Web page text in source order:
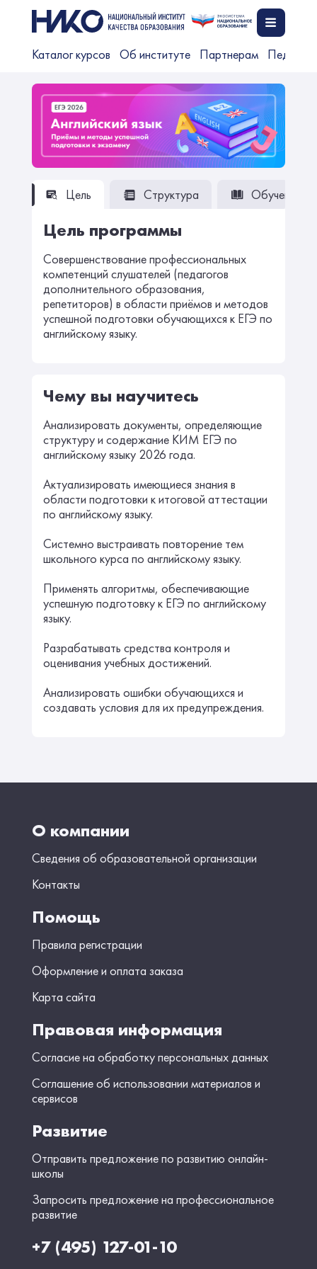
Каталог курсов Об институте Партнерам
Цель Структура Обучение
Цель программы
Совершенствование профессиональных
компетенций слушателей (педагогов
дополнительного образования,
репетиторов) в области приёмов и методов
успешной подготовки обучающихся к ЕГЭ по
английскому языку.
Чему вы научитесь
Анализировать документы, определяющие
структуру и содержание КИМ ЕГЭ по
английскому языку 2026 года.
Актуализировать имеющиеся знания в
области подготовки к итоговой аттестации
по английскому языку.
Системно выстраивать повторение тем
школьного курса по английскому языку.
Применять алгоритмы, обеспечивающие
успешную подготовку к ЕГЭ по английскому
языку.
Разрабатывать средства контроля и
оценивания учебных достижений.
Анализировать ошибки обучающихся и
создавать условия для их предупреждения.
О компании
Сведения об образовательной организации
Контакты
Помощь
Правила регистрации
Оформление и оплата заказа
Карта сайта
Правовая информация
Согласие на обработку персональных данных
Соглашение об использовании материалов и
сервисов
Развитие
Отправить предложение по развитию онлайн-
школы
Запросить предложение на профессиональное
развитие
+7 (495) 127-01-10